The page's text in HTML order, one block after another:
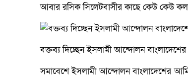
আবার রসিক সিলেটবাসীর কাছে কেউ কেউ
বক্তব্য দিচ্ছেন ইসলামী আন্দোলন
সমাবেশে ইসলামী আন্দোলন বাংলাদেশের